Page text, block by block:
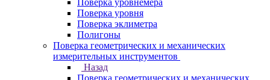
Поверка уровнемера
Поверка уровня
Поверка эклиметра
Полигоны
Поверка геометрических и механических
измерительных инструментов
Назад
Поверка геометрических и механических